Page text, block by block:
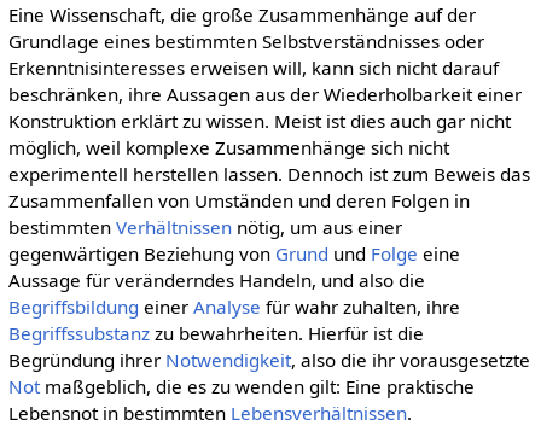
Eine Wissenschaft, die große Zusammenhänge auf der
Grundlage eines bestimmten Selbstverständnisses oder
Erkenntnisinteresses erweisen will, kann sich nicht darauf
beschränken, ihre Aussagen aus der Wiederholbarkeit einer
Konstruktion erklärt zu wissen. Meist ist dies auch gar nicht
möglich, weil komplexe Zusammenhänge sich nicht
experimentell herstellen lassen. Dennoch ist zum Beweis das
Zusammenfallen von Umständen und deren Folgen in
bestimmten Verhältnissennötig, um aus einer
gegenwärtigen Beziehung von Grund und Folge eine
Aussage für veränderndes Handeln, und also die
Begriffsbildung einer Analyse für wahr zuhalten, ihre
Begriffssubstanzzu bewahrheiten. Hierfür ist die
Begründung ihrer Notwendigkeit, also die ihr vorausgesetzte
Notmaßgeblich, die es zu wenden gilt: Eine praktische
Lebensnot in bestimmten Lebensverhältnissen.